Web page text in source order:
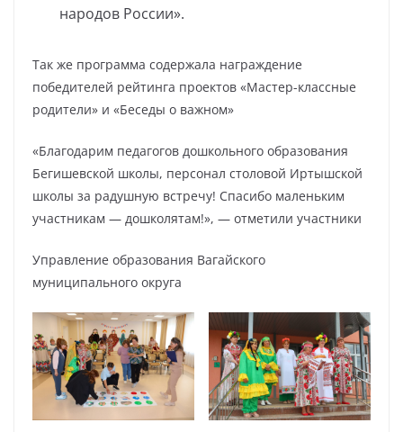
народов России».
Так же программа содержала награждение
победителей рейтинга проектов «Мастер-классные
родители» и «Беседы о важном»
«Благодарим педагогов дошкольного образования
Бегишевской школы, персонал столовой Иртышской
школы за радушную встречу! Спасибо маленьким
участникам — дошколятам!», — отметили участники
Управление образования Вагайского
муниципального округа